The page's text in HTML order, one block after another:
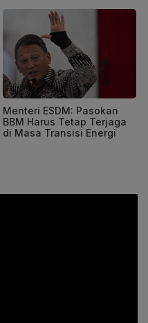
Menteri ESDM: Pasokan
BBM Harus Tetap Terjaga
di Masa Transisi Energi